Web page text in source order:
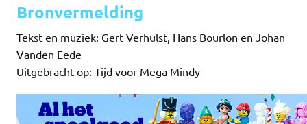
Bronvermelding
Tekst en muziek: Gert Verhulst, Hans Bourlon en Johan
Vanden Eede
Uitgebracht op: Tijd voor Mega Mindy